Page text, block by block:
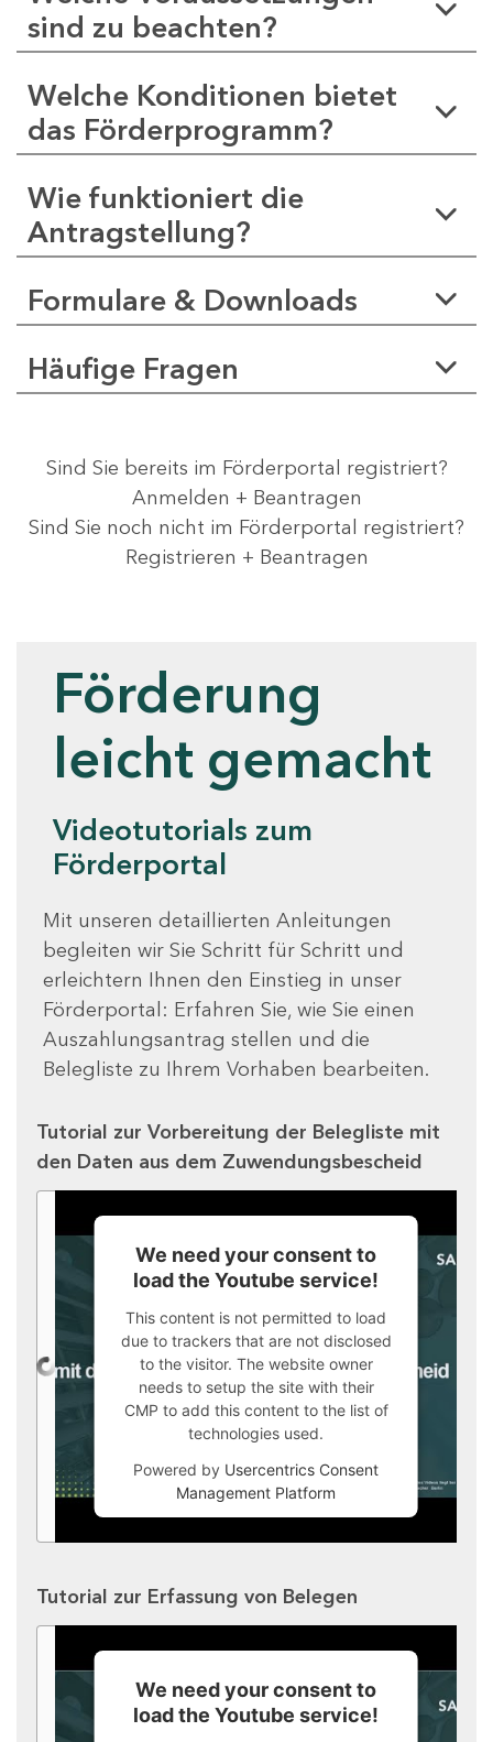
sind zu beachten?
Welche Konditionen bietet
das Förderprogramm?
Wie funktioniert die
Antragstellung?
Formulare & Downloads
Häufige Fragen
Sind Sie bereits im Förderportal registriert?
Anmelden + Beantragen
Sind Sie noch nicht im Förderportal registriert?
Registrieren + Beantragen
Förderung
leicht gemacht
Videotutorials zum
Förderportal
Mit unseren detaillierten Anleitungen
begleiten wir Sie Schritt für Schritt und
erleichtern Ihnen den Einstieg in unser
Förderportal: Erfahren Sie, wie Sie einen
Auszahlungsantrag stellen und die
Belegliste zu Ihrem Vorhaben bearbeiten.
Tutorial zur Vorbereitung der Belegliste mit
den Daten aus dem Zuwendungsbescheid
We need your consent to
load the Youtube service!
This content is not permitted to load
due to trackers that are not disclosed
to the visitor. The website owner
needs to setup the site with their
CMP to add this content to the list of
technologies used.
Powered by Usercentrics Consent
Management Platform
Tutorial zur Erfassung von Belegen
We need your consent to
load the Youtube service!